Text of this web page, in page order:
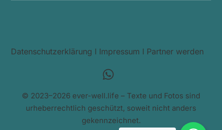
Datenschutzerklärung I Impressum I Partner werden
© 2023–2026 ever-well.life – Texte und Fotos sind
urheberrechtlich geschützt, soweit nicht anders
gekennzeichnet.